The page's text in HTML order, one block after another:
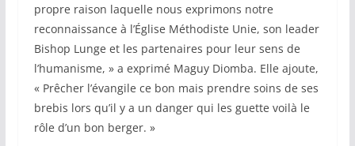
propre raison laquelle nous exprimons notre
reconnaissance à l’Église Méthodiste Unie, son leader
Bishop Lunge et les partenaires pour leur sens de
l’humanisme, » a exprimé Maguy Diomba. Elle ajoute,
« Prêcher l’évangile ce bon mais prendre soins de ses
brebis lors qu’il y a un danger qui les guette voilà le
rôle d’un bon berger. »